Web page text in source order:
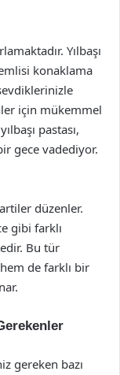
Yılbaşı
konaklama
için mükemmel
pastası,
gece vadediyor.
düzenler.
gibi farklı
Bu tür
de farklı bir
gereken bazı